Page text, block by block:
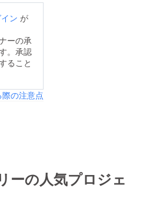
ン が
ーの承
。承認
ること
の注意点
ーの人気プロジェ